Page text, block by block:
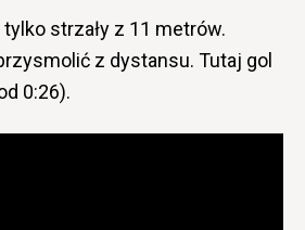
strzały z 11 metrów.
z dystansu. Tutaj gol
0:26).